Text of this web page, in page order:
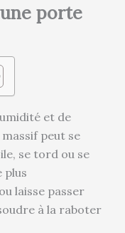
porte
et de
peut se
se tord ou se
plus
laisse passer
à la raboter